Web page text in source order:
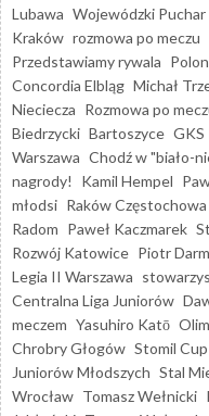
Lubawa Wojewódzki Puchar
Kraków rozmowa po meczu
Przedstawiamy rywala
Concordia Elbląg Michał
Nieciecza Rozmowa po
Biedrzycki Bartoszyce
Warszawa Chodź w "biało-
nagrody!
Kamil Hempel
młodsi Raków Częstochowa
Radom Paweł Kaczmarek
Rozwój Katowice Piotr
Legia II Warszawa
Centralna Liga Juniorów
meczem Yasuhiro Katō
Chrobry Głogów Stomil Cup
Juniorów Młodszych Stal
Wrocław Tomasz Wełnicki